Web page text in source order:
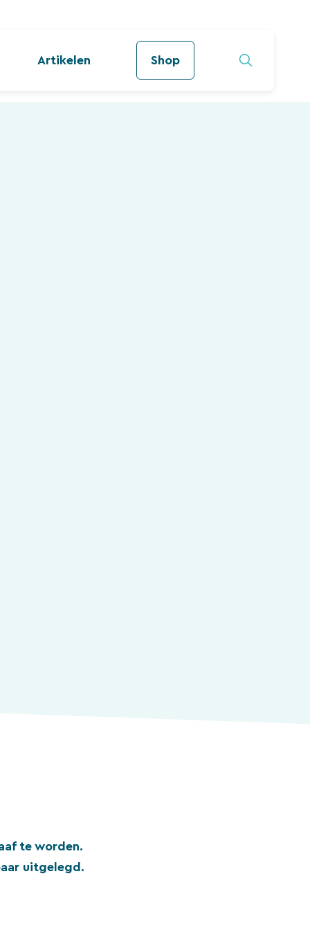
Artikelen Shop
te worden.
uitgelegd.